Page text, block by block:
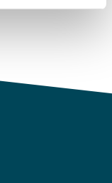
web con
y análisis